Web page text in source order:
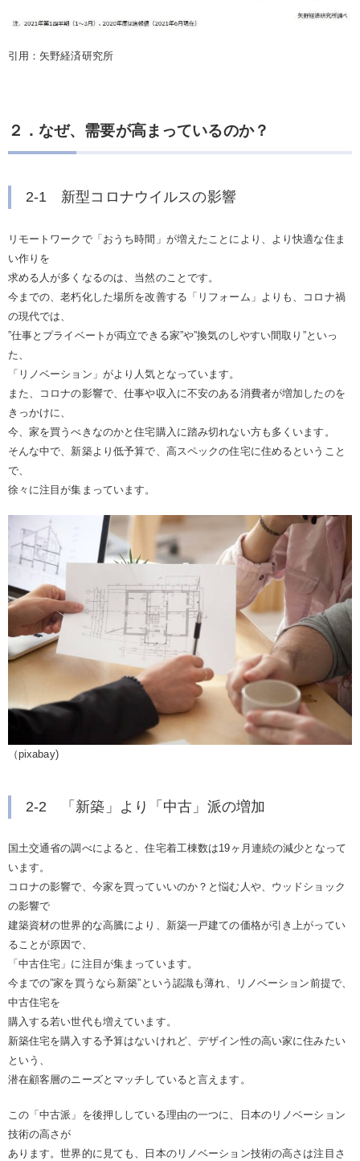
引用：矢野経済研究所
２．なぜ、需要が高まっているのか？
2-1 新型コロナウイルスの影響
リモートワークで「おうち時間」が増えたことにより、より快適な住ま
い作りを
求める人が多くなるのは、当然のことです。
今までの、老朽化した場所を改善する「リフォーム」よりも、コロナ禍
の現代では、
”仕事とプライベートが両立できる家”や”換気のしやすい間取り”といっ
た、
「リノベーション」がより人気となっています。
また、コロナの影響で、仕事や収入に不安のある消費者が増加したのを
きっかけに、
今、家を買うべきなのかと住宅購入に踏み切れない方も多くいます。
そんな中で、新築より低予算で、高スペックの住宅に住めるということ
で、
徐々に注目が集まっています。
（pixabay)
2-2 「新築」より「中古」派の増加
国土交通省の調べによると、住宅着工棟数は19ヶ月連続の減少となって
います。
コロナの影響で、今家を買っていいのか？と悩む人や、ウッドショック
の影響で
建築資材の世界的な高騰により、新築一戸建ての価格が引き上がってい
ることが原因で、
「中古住宅」に注目が集まっています。
今までの”家を買うなら新築”という認識も薄れ、リノベーション前提で、
中古住宅を
購入する若い世代も増えています。
新築住宅を購入する予算はないけれど、デザイン性の高い家に住みたい
という、
潜在顧客層のニーズとマッチしていると言えます。
この「中古派」を後押ししている理由の一つに、日本のリノベーション
技術の高さが
あります。世界的に見ても、日本のリノベーション技術の高さは注目さ